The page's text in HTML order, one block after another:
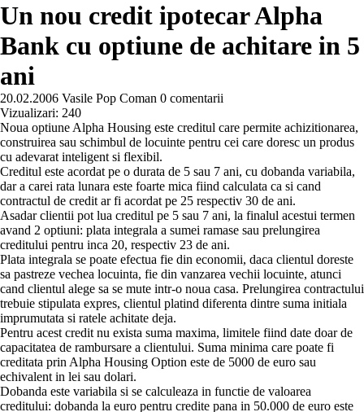
Un nou credit ipotecar Alpha
Bank cu optiune de achitare in 5
ani
20.02.2006 Vasile Pop Coman 0 comentarii
Vizualizari: 240
Noua optiune Alpha Housing este creditul care permite achizitionarea,
construirea sau schimbul de locuinte pentru cei care doresc un produs
cu adevarat inteligent si flexibil.
Creditul este acordat pe o durata de 5 sau 7 ani, cu dobanda variabila,
dar a carei rata lunara este foarte mica fiind calculata ca si cand
contractul de credit ar fi acordat pe 25 respectiv 30 de ani.
Asadar clientii pot lua creditul pe 5 sau 7 ani, la finalul acestui termen
avand 2 optiuni: plata integrala a sumei ramase sau prelungirea
creditului pentru inca 20, respectiv 23 de ani.
Plata integrala se poate efectua fie din economii, daca clientul doreste
sa pastreze vechea locuinta, fie din vanzarea vechii locuinte, atunci
cand clientul alege sa se mute intr-o noua casa. Prelungirea contractului
trebuie stipulata expres, clientul platind diferenta dintre suma initiala
imprumutata si ratele achitate deja.
Pentru acest credit nu exista suma maxima, limitele fiind date doar de
capacitatea de rambursare a clientului. Suma minima care poate fi
creditata prin Alpha Housing Option este de 5000 de euro sau
echivalent in lei sau dolari.
Dobanda este variabila si se calculeaza in functie de valoarea
creditului: dobanda la euro pentru credite pana in 50.000 de euro este